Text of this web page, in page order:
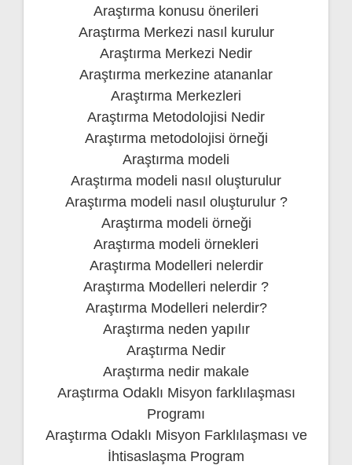
Araştırma konusu önerileri
Araştırma Merkezi nasıl kurulur
Araştırma Merkezi Nedir
Araştırma merkezine atananlar
Araştırma Merkezleri
Araştırma Metodolojisi Nedir
Araştırma metodolojisi örneği
Araştırma modeli
Araştırma modeli nasıl oluşturulur
Araştırma modeli nasıl oluşturulur ?
Araştırma modeli örneği
Araştırma modeli örnekleri
Araştırma Modelleri nelerdir
Araştırma Modelleri nelerdir ?
Araştırma Modelleri nelerdir?
Araştırma neden yapılır
Araştırma Nedir
Araştırma nedir makale
Araştırma Odaklı Misyon farklılaşması
Programı
Araştırma Odaklı Misyon Farklılaşması ve
İhtisaslaşma Program